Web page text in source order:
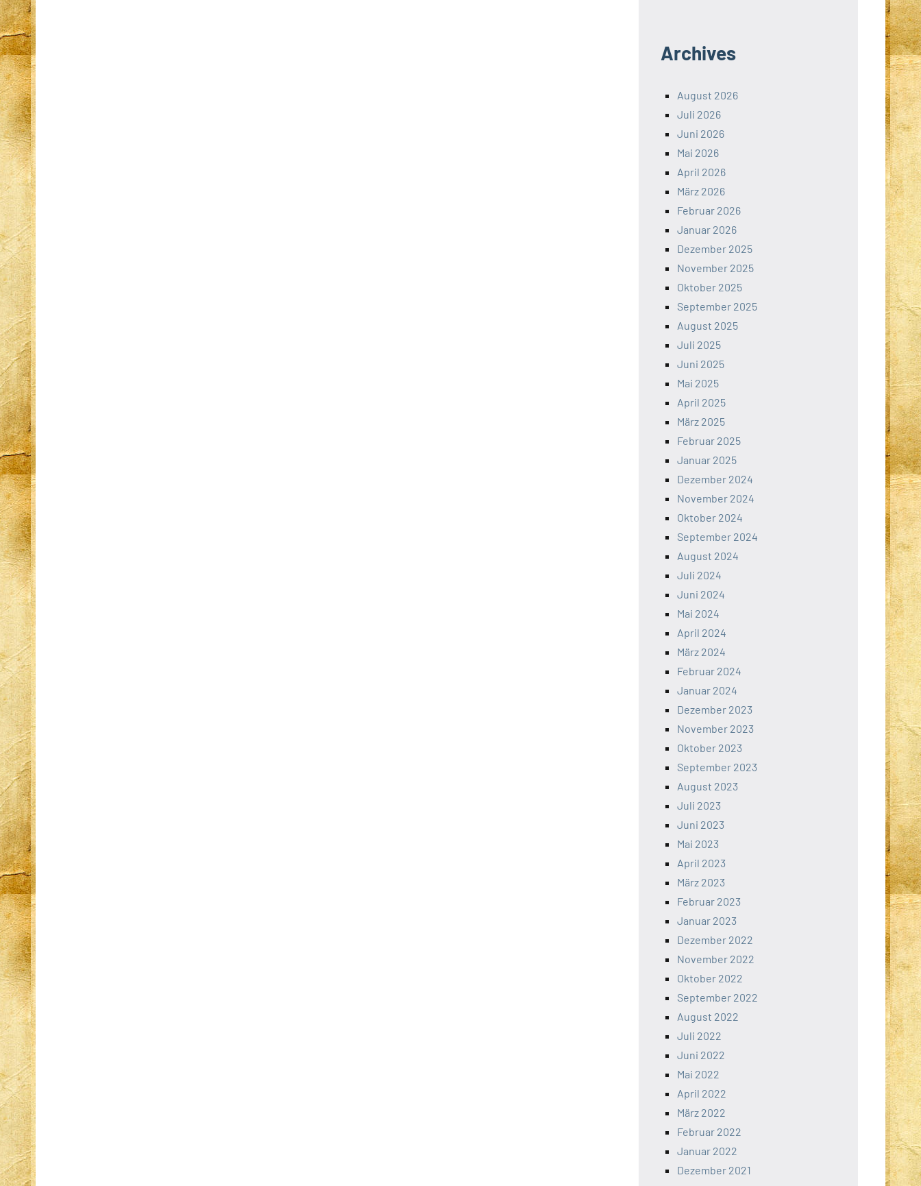
Archives
August 2026
Juli 2026
Juni 2026
Mai 2026
April 2026
März 2026
Februar 2026
Januar 2026
Dezember 2025
November 2025
Oktober 2025
September 2025
August 2025
Juli 2025
Juni 2025
Mai 2025
April 2025
März 2025
Februar 2025
Januar 2025
Dezember 2024
November 2024
Oktober 2024
September 2024
August 2024
Juli 2024
Juni 2024
Mai 2024
April 2024
März 2024
Februar 2024
Januar 2024
Dezember 2023
November 2023
Oktober 2023
September 2023
August 2023
Juli 2023
Juni 2023
Mai 2023
April 2023
März 2023
Februar 2023
Januar 2023
Dezember 2022
November 2022
Oktober 2022
September 2022
August 2022
Juli 2022
Juni 2022
Mai 2022
April 2022
März 2022
Februar 2022
Januar 2022
Dezember 2021